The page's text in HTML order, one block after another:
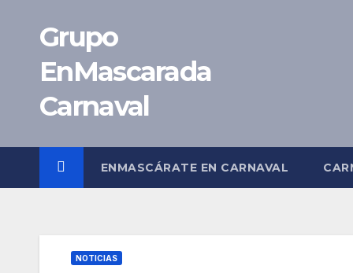
contenido
Grupo
EnMascarada
Carnaval
ENMASCÁRATE EN CARNAVAL
NOTICIAS